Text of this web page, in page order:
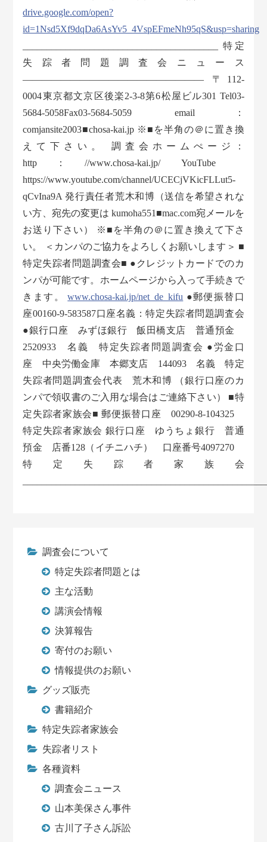
drive.google.com/open?
id=1Nsd5Xf9dqDa6AsYv5_4VspEFmeNh95qS&usp=sharing
_________________________________________ 特定
失踪者問題調査会ニュース
——————————————————— 〒112-
0004東京都文京区後楽2-3-8第6松屋ビル301 Tel03-
5684-5058Fax03-5684-5059 email：
comjansite2003■chosa-kai.jp ※■を半角の＠に置き換
えて下さい。 調査会ホームぺージ：
http：//www.chosa-kai.jp/ YouTube
https://www.youtube.com/channel/UCECjVKicFLLut5-
qCvIna9A 発行責任者荒木和博（送信を希望されな
い方、宛先の変更は kumoha551■mac.com宛メールを
お送り下さい） ※■を半角の＠に置き換えて下さ
い。 ＜カンパのご協力をよろしくお願いします＞ ■
特定失踪者問題調査会■ ●クレジットカードでのカ
ンパが可能です。ホームページから入って手続きで
きます。www.chosa-kai.jp/net_de_kifu ●郵便振替口
座00160-9-583587口座名義：特定失踪者問題調査会
●銀行口座 みずほ銀行 飯田橋支店 普通預金
2520933 名義 特定失踪者問題調査会 ●労金口
座 中央労働金庫 本郷支店 144093 名義 特定
失踪者問題調査会代表 荒木和博 （銀行口座のカ
ンパで領収書のご入用な場合はご連絡下さい） ■特
定失踪者家族会■ 郵便振替口座 00290-8-104325
特定失踪者家族会 銀行口座 ゆうちょ銀行 普通
預金 店番128（イチニハチ） 口座番号4097270
特定失踪者家族会
調査会について
特定失踪者問題とは
主な活動
講演会情報
決算報告
寄付のお願い
情報提供のお願い
グッズ販売
書籍紹介
特定失踪者家族会
失踪者リスト
各種資料
調査会ニュース
山本美保さん事件
古川了子さん訴訟